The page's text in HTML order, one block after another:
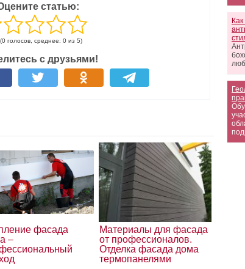
статью:
(0 голосов, среднее: 0 из 5)
с друзьями!
фасада
–
Материалы для фасада
от профессионалов.
Отделка фасада дома
термопанелями